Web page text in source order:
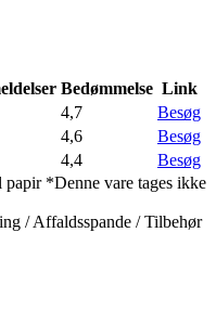
Bedømmelse Link
4,7
Besøg
4,6
Besøg
4,4
Besøg
*Denne vare tages ikke
/ Affaldsspande / Tilbehør